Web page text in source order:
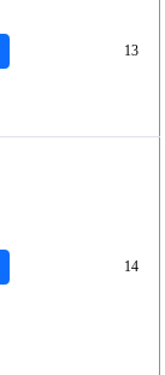
13
14